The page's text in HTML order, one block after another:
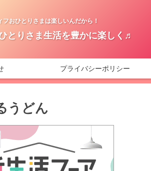
フおひとりさまは楽しいんだから！
とりさま生活を豊かに楽しく♬
プライバシーポリシー
うどん